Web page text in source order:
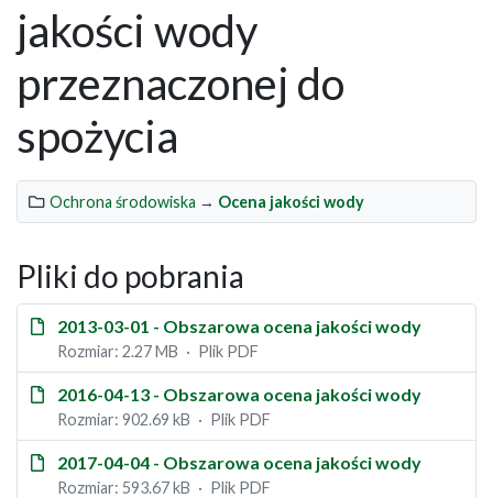
jakości wody
przeznaczonej do
spożycia
Ochrona środowiska → Ocena jakości wody
Pliki do pobrania
2013-03-01 - Obszarowa ocena jakości wody
Rozmiar: 2.27 MB Plik PDF
2016-04-13 - Obszarowa ocena jakości wody
Rozmiar: 902.69 kB Plik PDF
2017-04-04 - Obszarowa ocena jakości wody
Rozmiar: 593.67 kB Plik PDF